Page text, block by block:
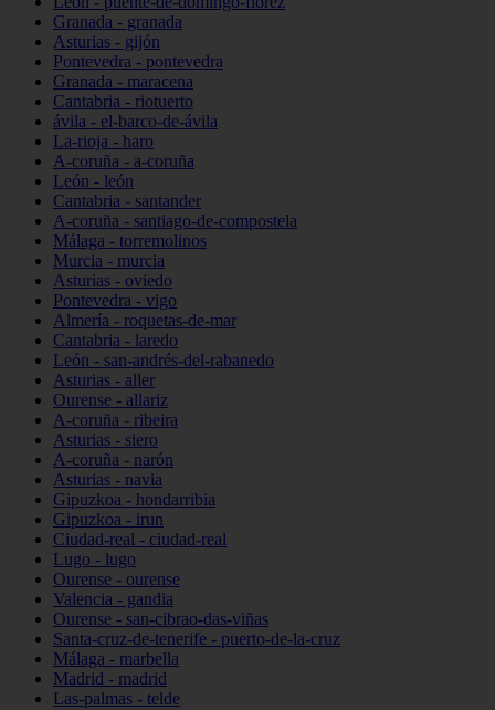
Granada - granada
Asturias - gijón
Pontevedra - pontevedra
Granada - maracena
Cantabria - riotuerto
ávila - el-barco-de-ávila
La-rioja - haro
A-coruña - a-coruña
León - león
Cantabria - santander
A-coruña - santiago-de-compostela
Málaga - torremolinos
Murcia - murcia
Asturias - oviedo
Pontevedra - vigo
Almería - roquetas-de-mar
Cantabria - laredo
León - san-andrés-del-rabanedo
Asturias - aller
Ourense - allariz
A-coruña - ribeira
Asturias - siero
A-coruña - narón
Asturias - navia
Gipuzkoa - hondarribia
Gipuzkoa - irun
Ciudad-real - ciudad-real
Lugo - lugo
Ourense - ourense
Valencia - gandia
Ourense - san-cibrao-das-viñas
Santa-cruz-de-tenerife - puerto-de-la-cruz
Málaga - marbella
Madrid - madrid
Las-palmas - telde